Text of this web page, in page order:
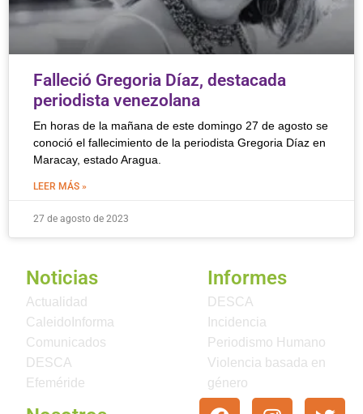
Falleció Gregoria Díaz, destacada
periodista venezolana
En horas de la mañana de este domingo 27 de agosto se
conoció el fallecimiento de la periodista Gregoria Díaz en
Maracay, estado Aragua.
LEER MÁS »
27 de agosto de 2023
Noticias
Actualidad
CaleidoInforma
Comunicados
DESCA
Efeméride
Informes
DESCA
Incidencia
Periodismo Humano
Violencia basada en
género